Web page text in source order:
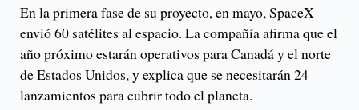
En la primera fase de su proyecto, en mayo, SpaceX
envió 60 satélites al espacio. La compañía afirma que el
año próximo estarán operativos para Canadá y el norte
de Estados Unidos, y explica que se necesitarán 24
lanzamientos para cubrir todo el planeta.